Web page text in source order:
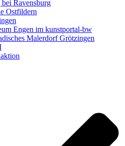
Ravensburg
Ostfildern
Engen im kunstportal-bw
Malerdorf Grötzingen